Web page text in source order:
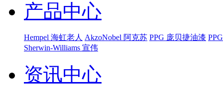
产品中心
Hempel 海虹老人 AkzoNobel 阿克苏 PPG 庞贝捷油漆
Sherwin-Williams 宣伟
资讯中心